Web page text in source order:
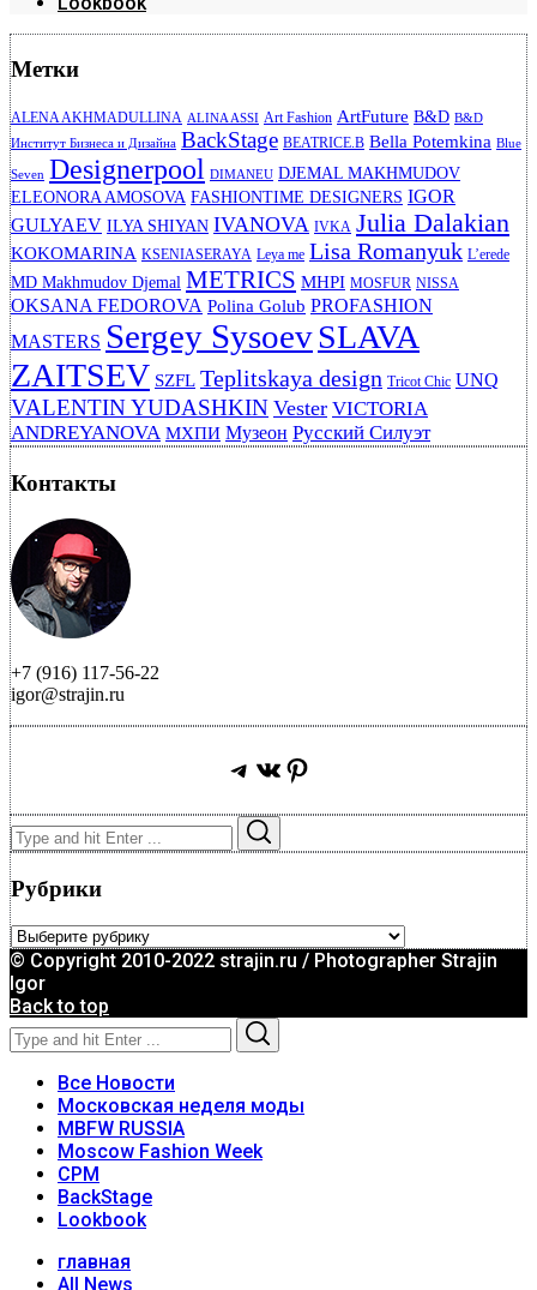
Метки
ALENA AKHMADULLINA ALINA ASSI Art Fashion ArtFuture B&D B&D
Институт Бизнеса и Дизайна BackStage BEATRICE.B Bella Potemkina Blue
Seven Designerpool DIMANEU DJEMAL MAKHMUDOV
ELEONORA AMOSOVA FASHIONTIME DESIGNERS IGOR
GULYAEV ILYA SHIYAN IVANOVA IVKA Julia Dalakian
KOKOMARINA KSENIASERAYA Leya me Lisa Romanyuk L’erede
MD Makhmudov Djemal METRICS MHPI MOSFUR NISSA
OKSANA FEDOROVA Polina Golub PROFASHION
MASTERS Sergey SysoevSLAVA
ZAITSEV SZFL Teplitskaya design Tricot Chic UNQ
VALENTIN YUDASHKIN Vester VICTORIA
ANDREYANOVA МХПИ Музеон Русский Силуэт
Контакты
+7 (916) 117-56-22
igor@strajin.ru
Telegram
ВКонтакте
Pinterest
Search
for:
Рубрики
Рубрики
© Copyright 2010-2022 strajin.ru / Photographer Strajin
Igor
Back to top
Search
for:
Все Новости
Московская неделя моды
MBFW RUSSIA
Moscow Fashion Week
CPM
BackStage
Lookbook
главная
All News